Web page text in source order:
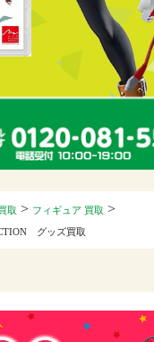
取 > フィギュア 買取 >
グッズ買取